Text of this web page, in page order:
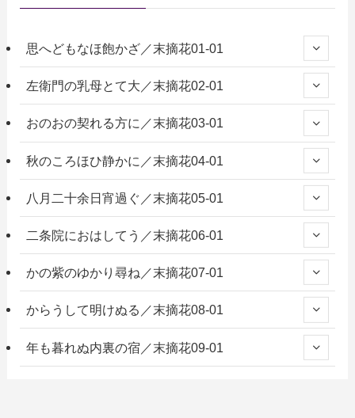
思へどもなほ飽かざ／末摘花01-01
左衛門の乳母とて大／末摘花02-01
おのおの契れる方に／末摘花03-01
秋のころほひ静かに／末摘花04-01
八月二十余日宵過ぐ／末摘花05-01
二条院におはしてう／末摘花06-01
かの紫のゆかり尋ね／末摘花07-01
からうして明けぬる／末摘花08-01
年も暮れぬ内裏の宿／末摘花09-01